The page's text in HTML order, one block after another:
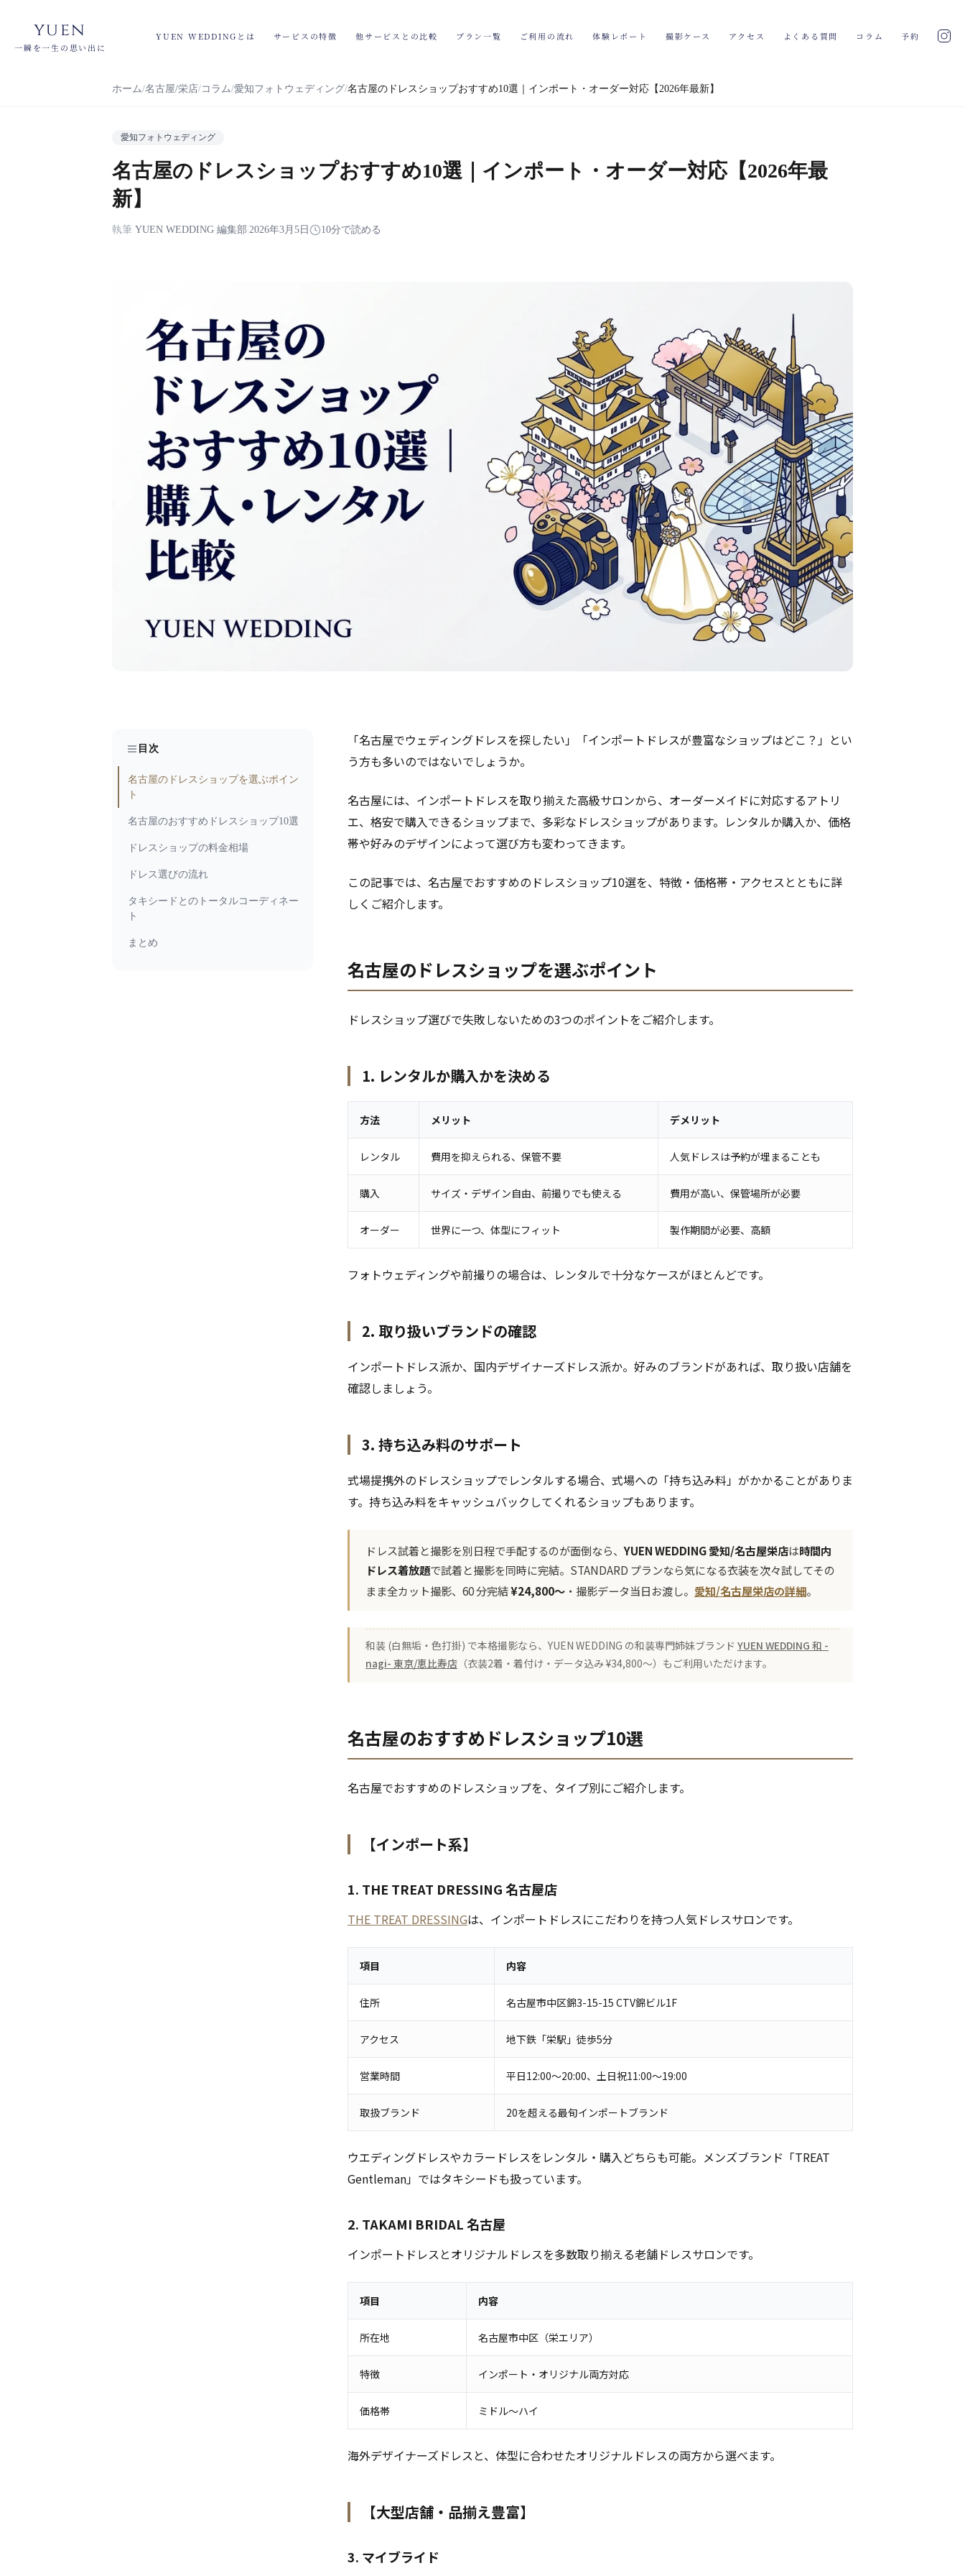
yuen
一瞬を一生の思い出に
YUEN WEDDINGとは サービスの特徴 他サービスとの比較 プラン一覧 ご利用の流れ 体験レポート 撮影ケース アクセス よくある質問 コラム 予約
ホーム 名古屋/栄店 コラム 愛知フォトウェディング 名古屋のドレスショップおすすめ10選｜インポート・オーダー対応【2026年最新】
愛知フォトウェディング
名古屋のドレスショップおすすめ10選｜インポート・オーダー対応【2026年最
新】
執筆 YUEN WEDDING 編集部 2026年3月5日 10分で読める
目次
名古屋のドレスショップを選ぶポイン
ト
名古屋のおすすめドレスショップ10選
ドレスショップの料金相場
ドレス選びの流れ
タキシードとのトータルコーディネー
ト
まとめ
「名古屋でウェディングドレスを探したい」「インポートドレスが豊富なショップはどこ？」とい
う方も多いのではないでしょうか。
名古屋には、インポートドレスを取り揃えた高級サロンから、オーダーメイドに対応するアトリ
エ、格安で購入できるショップまで、多彩なドレスショップがあります。レンタルか購入か、価格
帯や好みのデザインによって選び方も変わってきます。
この記事では、名古屋でおすすめのドレスショップ10選を、特徴・価格帯・アクセスとともに詳
しくご紹介します。
名古屋のドレスショップを選ぶポイント
ドレスショップ選びで失敗しないための3つのポイントをご紹介します。
1. レンタルか購入かを決める
方法 メリット デメリット
レンタル 費用を抑えられる、保管不要 人気ドレスは予約が埋まることも
購入 サイズ・デザイン自由、前撮りでも使える 費用が高い、保管場所が必要
オーダー 世界に一つ、体型にフィット 製作期間が必要、高額
フォトウェディングや前撮りの場合は、レンタルで十分なケースがほとんどです。
2. 取り扱いブランドの確認
インポートドレス派か、国内デザイナーズドレス派か。好みのブランドがあれば、取り扱い店舗を
確認しましょう。
3. 持ち込み料のサポート
式場提携外のドレスショップでレンタルする場合、式場への「持ち込み料」がかかることがありま
す。持ち込み料をキャッシュバックしてくれるショップもあります。
ドレス試着と撮影を別日程で手配するのが面倒なら、YUEN WEDDING 愛知/名古屋栄店は時間内
ドレス着放題で試着と撮影を同時に完結。STANDARD プランなら気になる衣装を次々試してその
まま全カット撮影、60 分完結¥24,800〜 ・撮影データ当日お渡し。 愛知/名古屋栄店の詳細。
和装 (白無垢・色打掛) で本格撮影なら、YUEN WEDDING の和装専門姉妹ブランド YUEN WEDDING 和 -
nagi- 東京/恵比寿店 （衣装2着・着付け・データ込み ¥34,800〜）もご利用いただけます。
名古屋のおすすめドレスショップ10選
名古屋でおすすめのドレスショップを、タイプ別にご紹介します。
【インポート系】
1. THE TREAT DRESSING 名古屋店
THE TREAT DRESSINGは、インポートドレスにこだわりを持つ人気ドレスサロンです。
項目 内容
住所 名古屋市中区錦3-15-15 CTV錦ビル1F
アクセス 地下鉄「栄駅」徒歩5分
営業時間 平日12:00〜20:00、土日祝11:00〜19:00
取扱ブランド 20を超える最旬インポートブランド
ウエディングドレスやカラードレスをレンタル・購入どちらも可能。メンズブランド「TREAT
Gentleman」ではタキシードも扱っています。
2. TAKAMI BRIDAL 名古屋
インポートドレスとオリジナルドレスを多数取り揃える老舗ドレスサロンです。
項目 内容
所在地 名古屋市中区（栄エリア）
特徴 インポート・オリジナル両方対応
価格帯 ミドル〜ハイ
海外デザイナーズドレスと、体型に合わせたオリジナルドレスの両方から選べます。
【大型店舗・品揃え豊富】
3. マイブライド